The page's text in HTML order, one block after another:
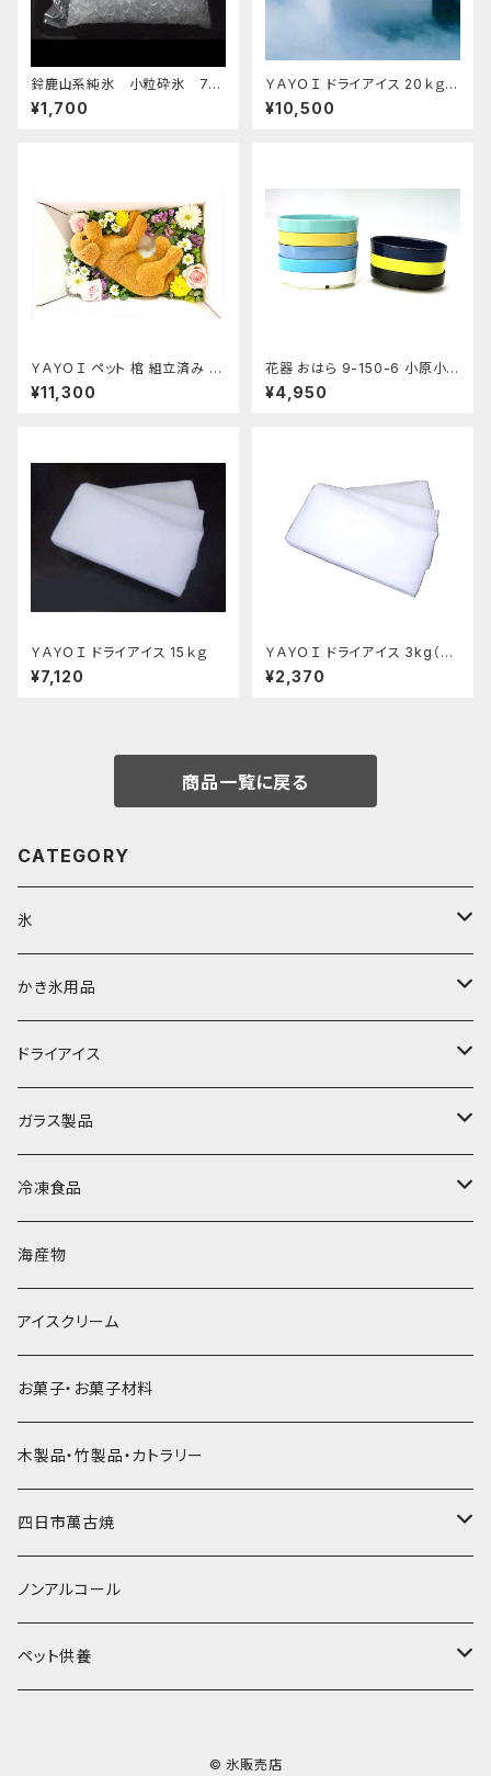
鈴鹿山系純氷 小粒砕氷 7k
g
¥1,700
ＹＡＹＯＩ ドライアイス 20ｋｇ
おすすめ
¥10,500
ＹＡＹＯＩ ペット 棺 組立済み 防
水シート ドライアイス 10kg付
セット 冷凍便 S～M 小型犬 猫
¥11,300
花器 おはら 9-150-6 小原小
判 ナマコ 花瓶 フラワーベース
水盤
¥4,950
ＹＡＹＯＩ ドライアイス 15ｋｇ
¥7,120
ＹＡＹＯＩ ドライアイス 3kg（出
荷時4kg弱） おすすめ
¥2,370
商品一覧に戻る
CATEGORY
氷
富士天然水の氷
丸氷
直径70mm
直径65mm
角氷
砕氷
氷河の氷
氷アイテム
かき氷用品
かき氷シロップ
無果汁1.8Lパック
無果汁1Lパック
無添加瓶シロップ
かき氷機・かき氷器
かき氷カップ
発泡スチロール無地-使い捨て
発泡スチロールプリント柄
かき氷スプーン・スプーンストロー
プラスチック・スプーン
プラスチック・スプーンストロー
コンデンスミルク・練乳・あんこ
かき氷セット
その他かき氷用品
ドライアイス
ドライアイス3ｋｇ
ドライアイス4ｋｇ
ドライアイス5ｋｇ
ドライアイス8ｋｇ
ドライアイス10ｋｇ
ドライアイス15ｋｇ
ドライアイス20ｋｇ
ドライアイス25ｋｇ
ガラス製品
オンザロック・グラス
ビール・グラス
タンブラー
かき氷器
冷凍食品
肉まん・あんまん
パスタ・スパゲッティ
惣菜
海産物
アイスクリーム
お菓子・お菓子材料
木製品・竹製品・カトラリー
四日市萬古焼
土鍋・土釜
一般土鍋
皿・椀・丼・小物
ノンアルコール
ペット供養
© 氷販売店